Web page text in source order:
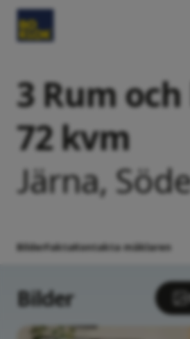
3 Rum
72 kvm
Järna,
BilderFaktaKontakta mäklaren
Bilder